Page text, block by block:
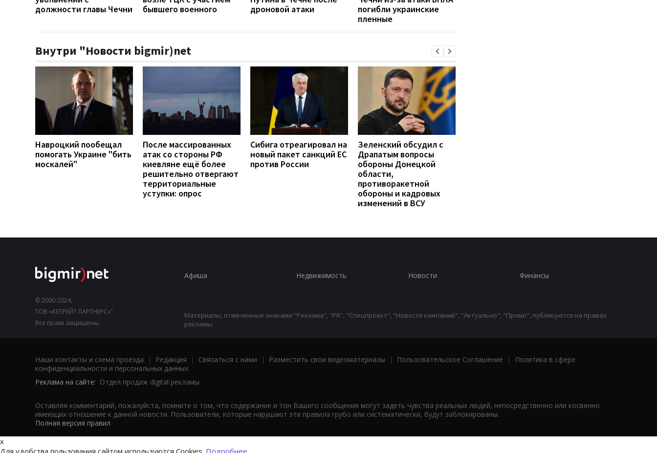
должности главы Чечни
бывшего военного
дроновой атаки
погибли украинские
пленные
Внутри "Новости bigmir)net
Навроцкий пообещал
помогать Украине "бить
москалей"
После массированных
атак со стороны РФ
киевляне ещё более
решительно отвергают
территориальные
уступки: опрос
Сибига отреагировал на
новый пакет санкций ЕС
против России
Зеленский обсудил с
Драпатым вопросы
обороны Донецкой
области,
противоракетной
обороны и кадровых
изменений в ВСУ
© 2000-2024,
ТОВ «КЕПРЕЙТ ПАРТНЕРС»".
Все права защищены.
Афиша Недвижимость Новости Финансы
Материалы, отмеченные знаками "Реклама", "PR", "Спецпроект", "Новости компаний", "Актуально", "Промо", публикуются на правах
рекламы.
Наши контакты и схема проезда | Редакция | Связаться с нами | Разместить свои видеоматериалы | Пользовательское Соглашение |
Политика в сфере
конфиденциальности и персональных данных
Реклама на сайте: Отдел продаж digital рекламы
Оставляя комментарий, пожалуйста, помните о том, что содержание и тон Вашего сообщения могут задеть чувства реальных людей, непосредственно или косвенно
имеющих отношение к данной новости. Пользователи, которые нарушают эти правила грубо или систематически, будут заблокированы.
Полная версия правил
x
Для удобства пользования сайтом используются Cookies. Подробнее...